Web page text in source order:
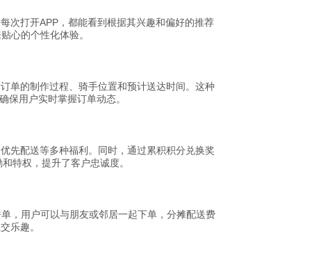
次打开APP，都能看到根据其兴趣和偏好的推荐
心的个性化体验。
单的制作过程、骑手位置和预计送达时间。这种
用户实时掌握订单动态。
先配送等多种福利。同时，通过累积积分兑换奖
特权，提升了客户忠诚度。
，用户可以与朋友或邻居一起下单，分摊配送费
乐趣。